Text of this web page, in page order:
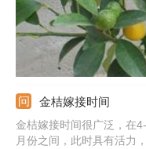
金桔嫁接时间
金桔嫁接时间很广泛，在
月份之间，此时具有活力